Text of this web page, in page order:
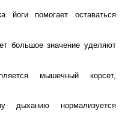
йоги помогает оставаться
большое значение уделяют
мышечный корсет,
дыханию нормализуется